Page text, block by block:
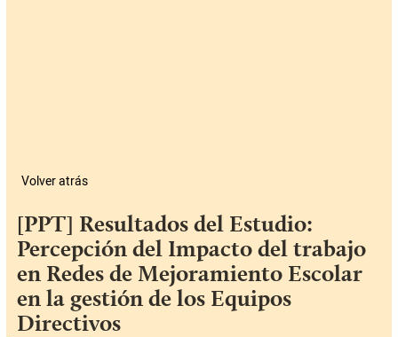
Volver atrás
[PPT] Resultados del Estudio:
Percepción del Impacto del trabajo
en Redes de Mejoramiento Escolar
en la gestión de los Equipos
Directivos